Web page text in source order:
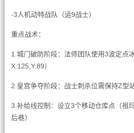
-3人机动特战队（运9战士）
重点战术：
1.城门破防阶段：法师团队使用3波定点
X:125,Y:89）
2.皇宫争夺阶段：战士刺杀位需保持Z型
3.补给线控制：设立3个移动仓库点（祖
后巷）